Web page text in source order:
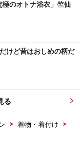
のオトナ浴衣」竺仙
けど昔はおしめの柄だ
る
> 着物・着付け
>